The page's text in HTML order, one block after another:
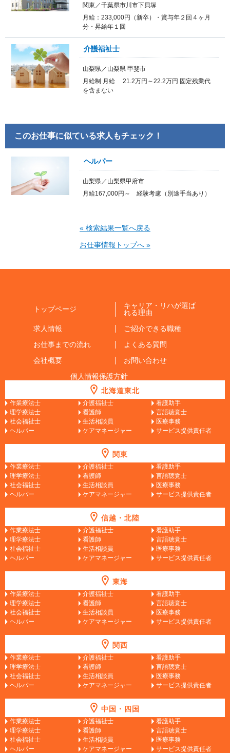
関東／千葉県市川市下貝塚
月給：233,000円（新卒）・賞与年２回４ヶ月
分・昇給年１回
介護福祉士
山梨県／山梨県 甲斐市
月給制 月給 21.2万円～22.2万円 固定残業代
を含まない
このお仕事に似ている求人もチェック！
ヘルパー
山梨県／山梨県甲府市
月給167,000円～ 経験考慮（別途手当あり）
« 検索結果一覧へ戻る
お仕事情報トップへ »
トップページ
キャリア・リハが選ば
れる理由
求人情報
ご紹介できる職種
お仕事までの流れ
よくある質問
会社概要
お問い合わせ
個人情報保護方針
北海道東北
作業療法士 介護福祉士
看護助手
理学療法士
看護師
言語聴覚士
社会福祉士
生活相談員
医療事務
ヘルパー
ケアマネージャー サービス提供責任者
関東
作業療法士 介護福祉士
看護助手
理学療法士
看護師
言語聴覚士
社会福祉士
生活相談員
医療事務
ヘルパー
ケアマネージャー サービス提供責任者
信越・北陸
作業療法士 介護福祉士
看護助手
理学療法士
看護師
言語聴覚士
社会福祉士
生活相談員
医療事務
ヘルパー
ケアマネージャー サービス提供責任者
東海
作業療法士 介護福祉士
看護助手
理学療法士
看護師
言語聴覚士
社会福祉士
生活相談員
医療事務
ヘルパー
ケアマネージャー サービス提供責任者
関西
作業療法士 介護福祉士
看護助手
理学療法士
看護師
言語聴覚士
社会福祉士
生活相談員
医療事務
ヘルパー
ケアマネージャー サービス提供責任者
中国・四国
作業療法士 介護福祉士
看護助手
理学療法士
看護師
言語聴覚士
社会福祉士
生活相談員
医療事務
ヘルパー
ケアマネージャー サービス提供責任者